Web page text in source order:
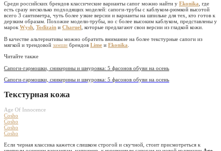
Среди российских брендов классические варианты сапог можно найти у Ekonika, где
есть сразу несколько подходящих моделей: сапоги-трубы с каблуком-рюмкой высотой
всего 3 сантиметра, чуть более узкие версии и варианты на шпильке для тех, кто готов к
дерзким образам. Похожие модели-трубы, но с более высоким каблуком, представлены у
марокWysh, Todizain и Charuel, которые предлагают свои версии из гладкой кожи.
В качестве альтернативы можно обратить внимание на более текстурные сапоги из
мягкой и трендовой замши брендов Lime и Ekonika
Читайте также
Сапоги-гармошки, сникерины и шнуровка: 5 фасонов обуви на осень
Сапоги-гармошки, сникерины и шнуровка: 5 фасонов обуви на осень
Текстурная кожа
Age Of Innocence
Cosho
Cosho
Cosho
Cosho
Если черная классика кажется слишком строгой и скучной, стоит присмотреться к